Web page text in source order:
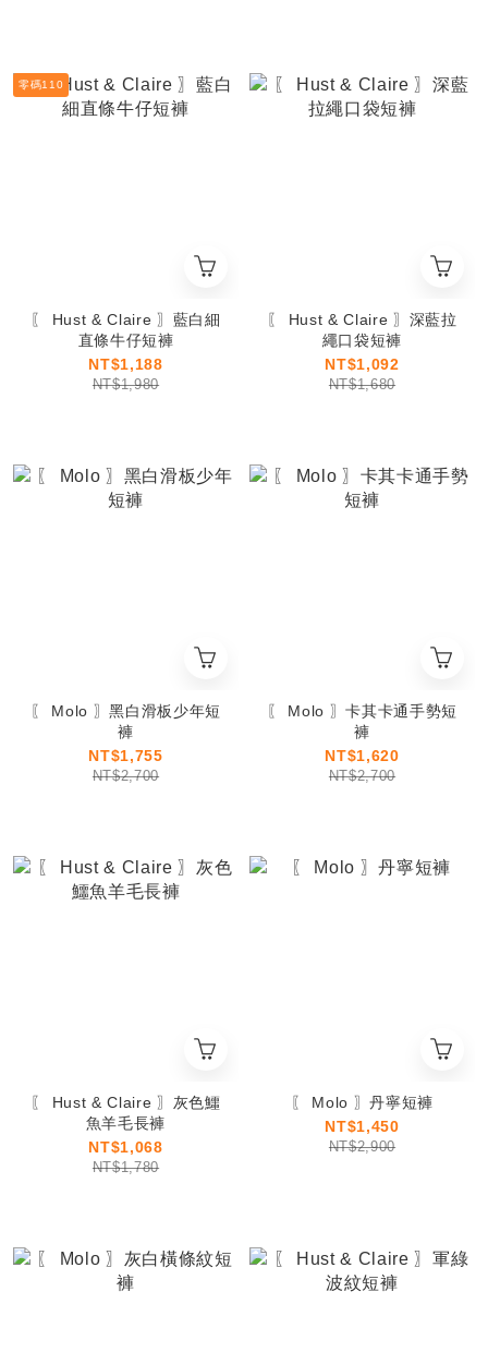
零碼110
〖 Hust & Claire 〗藍白細
直條牛仔短褲
NT$1,188
NT$1,980
〖 Hust & Claire 〗深藍拉
繩口袋短褲
NT$1,092
NT$1,680
〖 Molo 〗黑白滑板少年短
褲
NT$1,755
NT$2,700
〖 Molo 〗卡其卡通手勢短
褲
NT$1,620
NT$2,700
〖 Hust & Claire 〗灰色鱷
魚羊毛長褲
NT$1,068
NT$1,780
〖 Molo 〗丹寧短褲
NT$1,450
NT$2,900